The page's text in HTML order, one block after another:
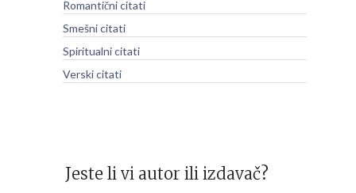
Romantični citati
Smešni citati
Spiritualni citati
Verski citati
Jeste li vi autor ili izdavač?